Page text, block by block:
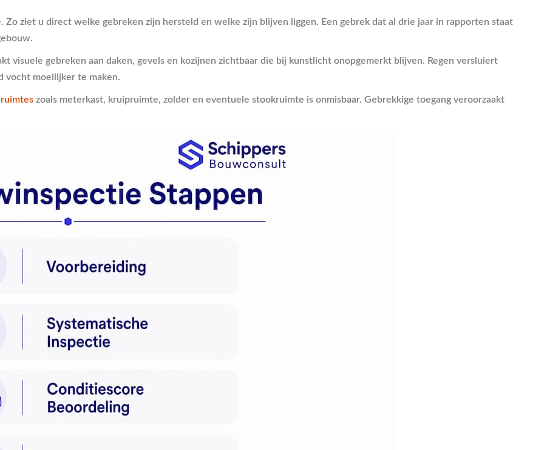
ziet u direct welke gebreken zijn hersteld en welke zijn blijven liggen. Een gebrek dat al drie jaar in rapporten staat
visuele gebreken aan daken, gevels en kozijnen zichtbaar die bij kunstlicht onopgemerkt blijven. Regen versluiert
vocht moeilijker te maken.
zoals meterkast, kruipruimte, zolder en eventuele stookruimte is onmisbaar. Gebrekkige toegang veroorzaakt